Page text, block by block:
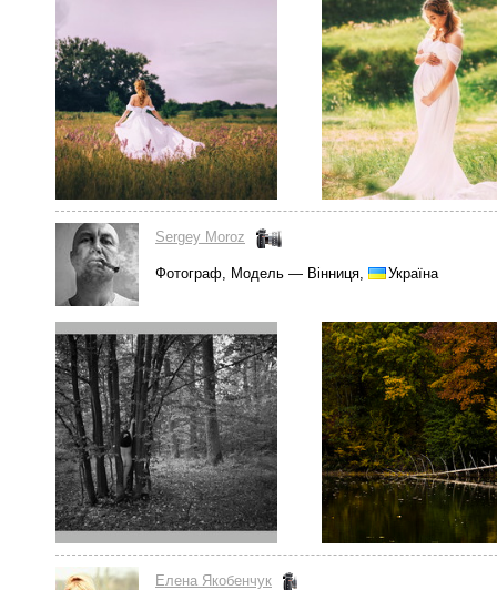
Sergey Moroz
Фотограф, Модель — Вінниця, Україна
Елена Якобенчук